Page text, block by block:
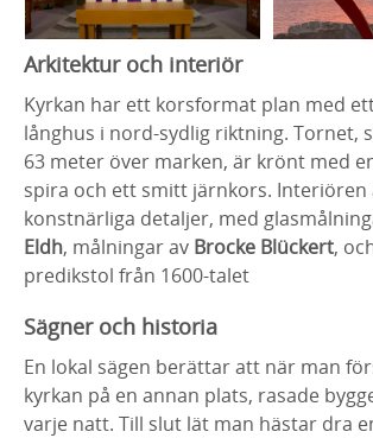
Arkitektur och interiör
Kyrkan har ett korsformat plan med
långhus i nord-sydlig riktning. Tornet,
63 meter över marken, är krönt med
spira och ett smitt järnkors. Interiören
konstnärliga detaljer, med
Eldh, målningar av Brocke Blückert,
predikstol från 1600-talet
Sägner och historia
En lokal sägen berättar att när man
kyrkan på en annan plats, rasade
varje natt. Till slut lät man hästar dra